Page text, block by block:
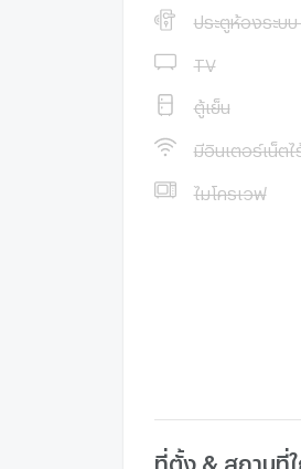
luxurious yet
convenience and
ประตูห้องระบ
TV
ตู้เย็น
มีอินเตอร์เน็ต
ไมโครเวฟ
ที่ตั้ง & สถานที่